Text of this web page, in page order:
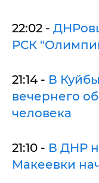
22:02 -
РСК
21:14 - В
вечернего
человека
21:10 - В ДНР
Макеевки